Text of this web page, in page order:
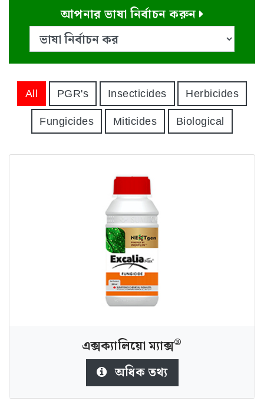
আপনার ভাষা নির্বাচন করুন
All PGR's Insecticides Herbicides
Fungicides Miticides Biological
এক্সক্যালিয়ো ম্যাক্স®
অধিক তথ্য